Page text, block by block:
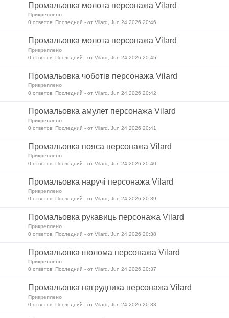
Промальовка молота персонажа Vilard
Прикреплено
0 ответов: Последний - от Vilard, Jun 24 2026 20:46
Промальовка молота персонажа Vilard
Прикреплено
0 ответов: Последний - от Vilard, Jun 24 2026 20:45
Промальовка чоботів персонажа Vilard
Прикреплено
0 ответов: Последний - от Vilard, Jun 24 2026 20:42
Промальовка амулет персонажа Vilard
Прикреплено
0 ответов: Последний - от Vilard, Jun 24 2026 20:41
Промальовка пояса персонажа Vilard
Прикреплено
0 ответов: Последний - от Vilard, Jun 24 2026 20:40
Промальовка наручі персонажа Vilard
Прикреплено
0 ответов: Последний - от Vilard, Jun 24 2026 20:39
Промальовка рукавиць персонажа Vilard
Прикреплено
0 ответов: Последний - от Vilard, Jun 24 2026 20:38
Промальовка шолома персонажа Vilard
Прикреплено
0 ответов: Последний - от Vilard, Jun 24 2026 20:37
Промальовка нагрудника персонажа Vilard
Прикреплено
0 ответов: Последний - от Vilard, Jun 24 2026 20:33